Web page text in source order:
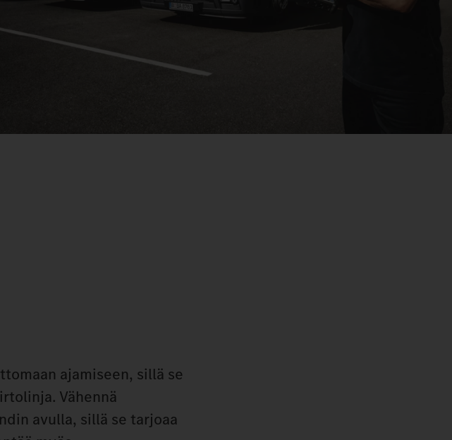
ajamiseen, sillä se
Vähennä
avulla, sillä se tarjoaa